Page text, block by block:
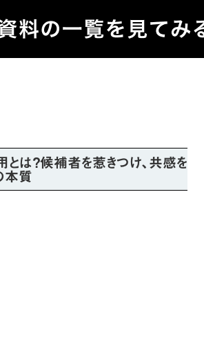
とは？候補者を惹きつけ、共感を
質